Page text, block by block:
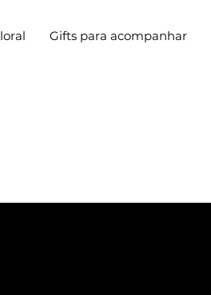
Gifts para acompanhar